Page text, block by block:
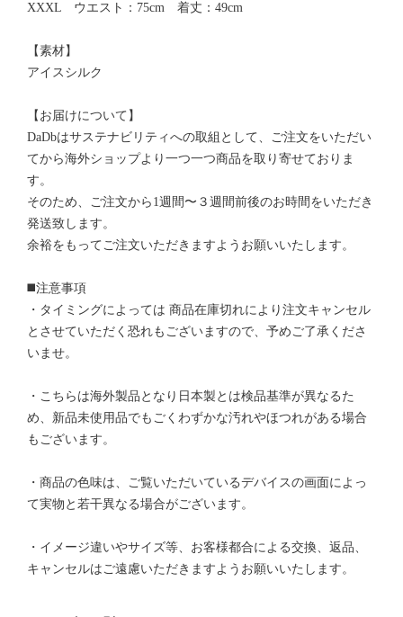
XXXL ウエスト：75cm 着丈：49cm
【素材】
アイスシルク
【お届けについて】
DaDbはサステナビリティへの取組として、ご注文をいただい
てから海外ショップより一つ一つ商品を取り寄せておりま
す。
そのため、ご注文から1週間〜３週間前後のお時間をいただき
発送致します。
余裕をもってご注文いただきますようお願いいたします。
◼️注意事項
・タイミングによっては 商品在庫切れにより注文キャンセル
とさせていただく恐れもございますので、予めご了承くださ
いませ。
・こちらは海外製品となり日本製とは検品基準が異なるた
め、新品未使用品でもごくわずかな汚れやほつれがある場合
もございます。
・商品の色味は、ご覧いただいているデバイスの画面によっ
て実物と若干異なる場合がございます。
・イメージ違いやサイズ等、お客様都合による交換、返品、
キャンセルはご遠慮いただきますようお願いいたします。